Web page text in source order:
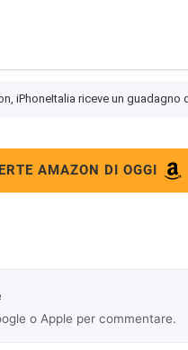
iPhoneItalia riceve un guadagno
AMAZON DI OGGI
o Apple per commentare.